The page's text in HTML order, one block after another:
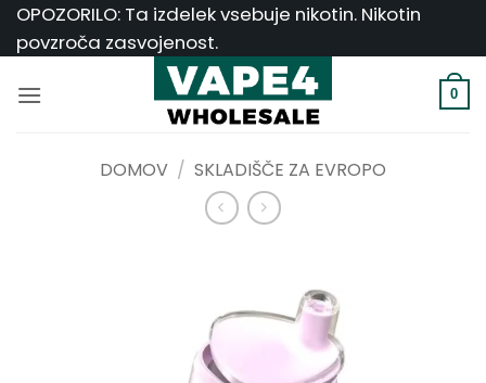
Skoči
na
OPOZORILO: Ta izdelek vsebuje nikotin. Nikotin
povzroča zasvojenost.
0
DOMOV / SKLADIŠČE ZA EVROPO